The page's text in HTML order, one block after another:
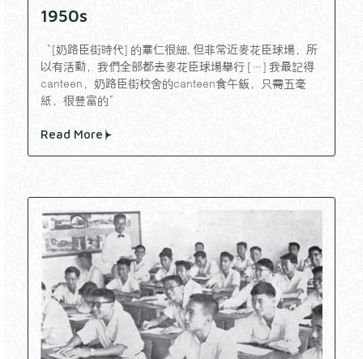
1950s
“[奶路臣街時代] 的華仁很細, 但非常近麥花臣球場，所
以有活動，我們全部都去麥花臣球場舉行 […] 我最記得
canteen，奶路臣街校舍的canteen食午飯，只需五毫
紙，很豐富的”
Read More